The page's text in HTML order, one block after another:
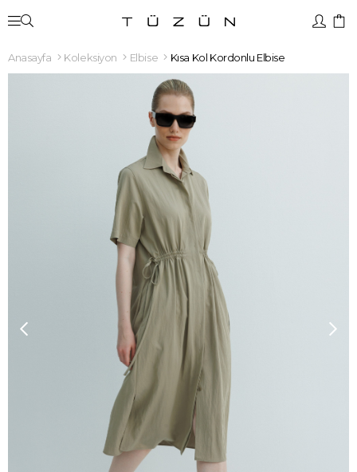
Anasayfa Koleksiyon Elbise Kısa Kol Kordonlu Elbise